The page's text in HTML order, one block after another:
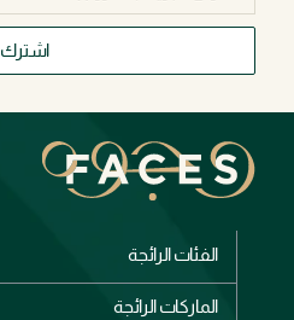
اشترك
الفئات الرائجة
الماركات الرائجة